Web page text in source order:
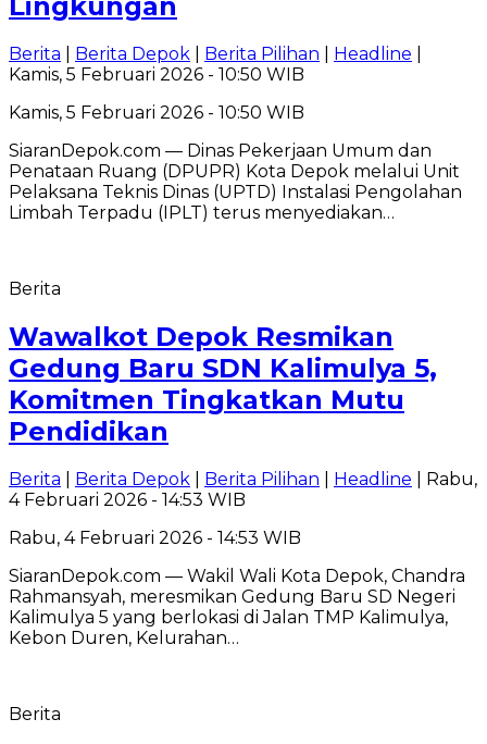
Berita Berita Depok Berita Pilihan Headline
Kamis, 5 Februari 2026 - 10:50 WIB
Kamis, 5 Februari 2026 - 10:50 WIB
SiaranDepok.com — Dinas Pekerjaan Umum dan
Penataan Ruang (DPUPR) Kota Depok melalui Unit
Pelaksana Teknis Dinas (UPTD) Instalasi Pengolahan
Limbah Terpadu (IPLT) terus menyediakan…
Berita
Wawalkot Depok Resmikan
Gedung Baru SDN Kalimulya 5,
Komitmen Tingkatkan Mutu
Pendidikan
Berita Berita Depok Berita Pilihan Headline | Rabu,
4 Februari 2026 - 14:53 WIB
Rabu, 4 Februari 2026 - 14:53 WIB
SiaranDepok.com — Wakil Wali Kota Depok, Chandra
Rahmansyah, meresmikan Gedung Baru SD Negeri
Kalimulya 5 yang berlokasi di Jalan TMP Kalimulya,
Kebon Duren, Kelurahan…
Berita